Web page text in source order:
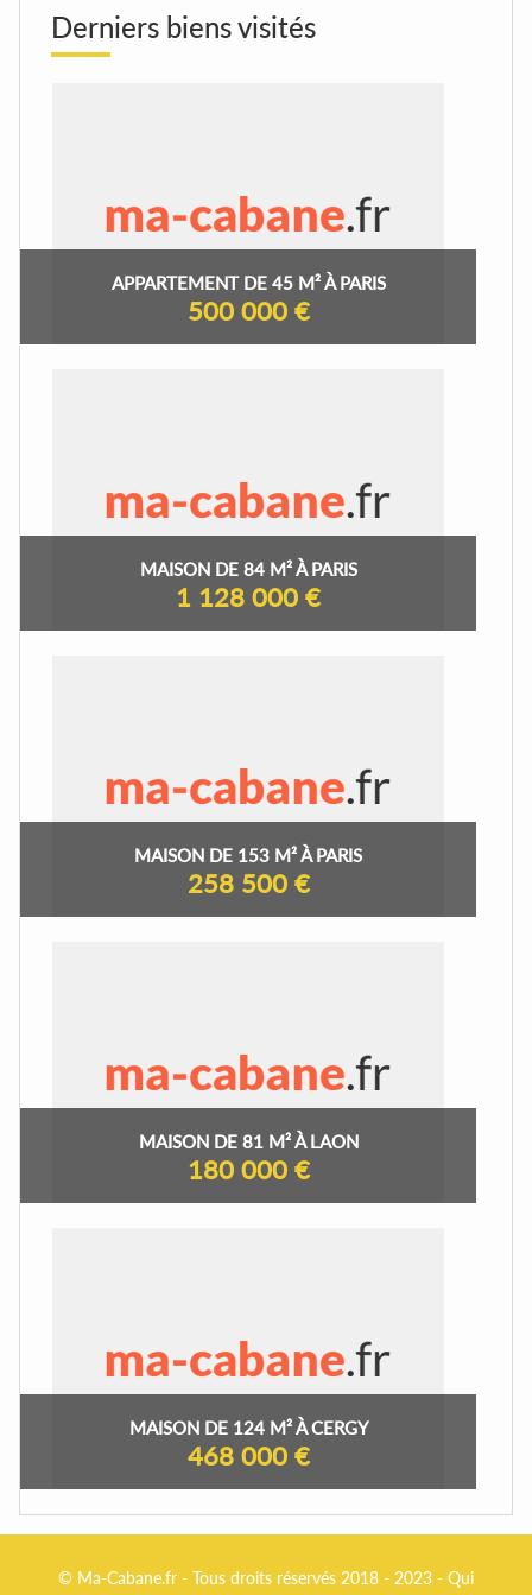
Derniers biens visités
APPARTEMENT DE 45 M² À PARIS
500 000 €
MAISON DE 84 M² À PARIS
1 128 000 €
MAISON DE 153 M² À PARIS
258 500 €
MAISON DE 81 M² À LAON
180 000 €
MAISON DE 124 M² À CERGY
468 000 €
© Ma-Cabane.fr - Tous droits réservés 2018 - 2023 - Qui